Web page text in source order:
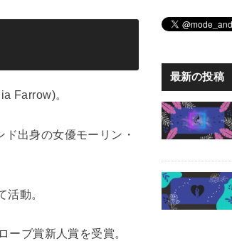
Farrow)。
出身の女優モーリン・
動。
ブ賞新人賞を受賞。
最新の投稿